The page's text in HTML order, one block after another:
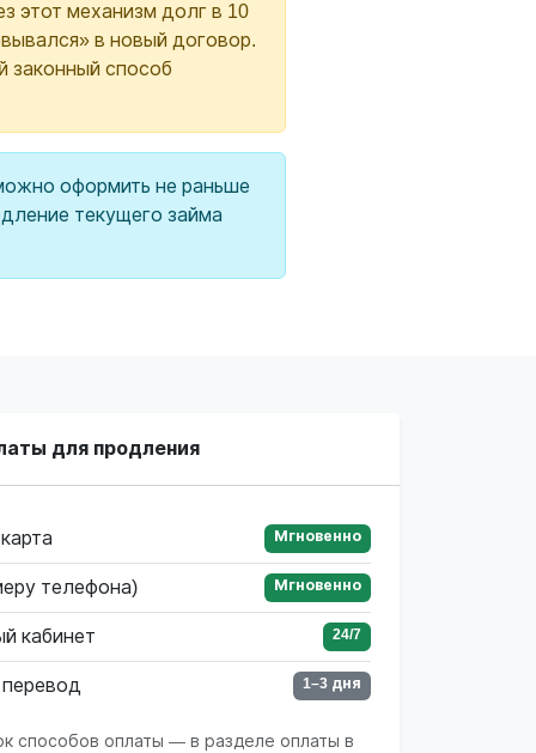
этот механизм долг в 10
в новый договор.
законный способ
оформить не раньше
текущего займа
для продления
Мгновенно
телефона) Мгновенно
кабинет 24/7
перевод 1–3 дня
способов оплаты — в разделе оплаты в